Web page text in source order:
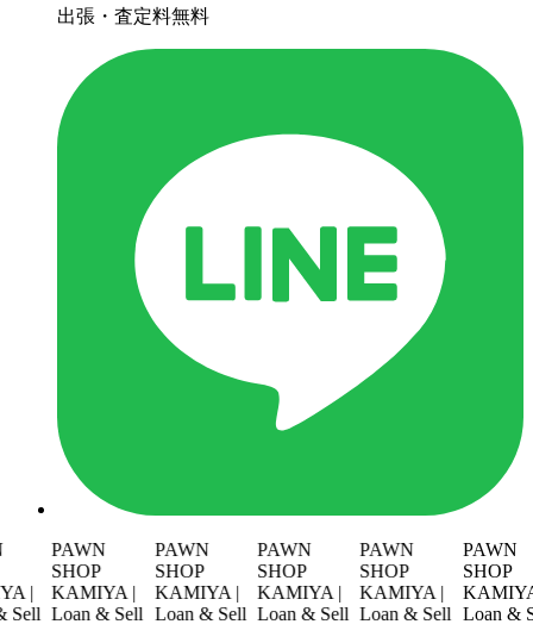
出張・査定料無料
PAWN
SHOP
KAMIYA |
Loan & Sell
PAWN
SHOP
KAMIYA |
Loan & Sell
PAWN
SHOP
KAMIYA |
Loan & Sell
PAWN
SHOP
KAMIYA |
Loan & Sell
PAWN
SHOP
KAMIYA |
Loan & Sell